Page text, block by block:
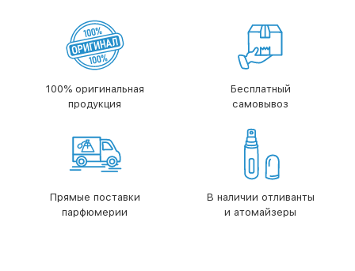
100% оригинальная
продукция
Бесплатный
самовывоз
Прямые поставки
парфюмерии
В наличии отливанты
и атомайзеры